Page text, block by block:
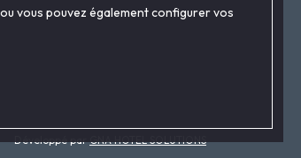
Développé parGNA HOTEL SOLUTIONS
vous pouvez également configurer vos